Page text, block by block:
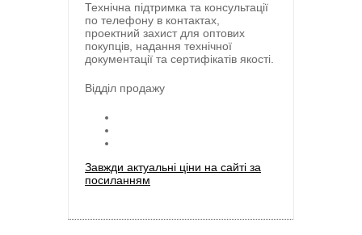
Технічна підтримка та консультації
по телефону в контактах,
проектний захист для оптових
покупців, надання технічної
документації та сертифікатів якості.
Відділ продажу
Завжди актуальні ціни на сайті за
посиланням